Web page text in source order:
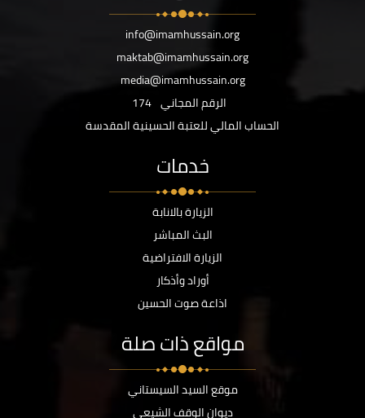
info@imamhussain.org
maktab@imamhussain.org
media@imamhussain.org
الرقم المجاني 174
الحساب المالي للعتبة الحسينية المقدسة
خدمات
الزيارة بالانابة
البث المباشر
الزيارة الافتراضية
أوراد وأذكار
اذاعة صوت الحسين
مواقع ذات صلة
موقع السيد السيستاني
ديوان الوقف الشيعي